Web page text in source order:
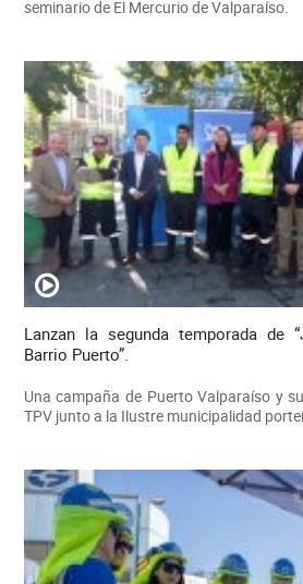
seminario de El Mercurio de Valparaíso.
Lanzan la segunda temporada de
Barrio Puerto”.
Una campaña de Puerto Valparaíso y
TPV junto a la Ilustre municipalidad